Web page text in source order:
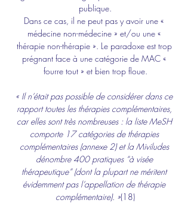
publique.
Dans ce cas, il ne peut pas y avoir une «
médecine non-médecine » et/ou une «
thérapie non-thérapie ». Le paradoxe est trop
prégnant face à une catégorie de MAC «
fourre tout » et bien trop floue.
« Il n’était pas possible de considérer dans ce
rapport toutes les thérapies complémentaires,
car elles sont très nombreuses : la liste MeSH
comporte 17 catégories de thérapies
complémentaires (annexe 2) et la Miviludes
dénombre 400 pratiques “à visée
thérapeutique” (dont la plupart ne méritent
évidemment pas l’appellation de thérapie
complémentaire). »(18)